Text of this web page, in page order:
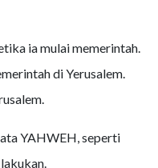
ia mulai memerintah.
di Yerusalem.
YAHWEH, seperti